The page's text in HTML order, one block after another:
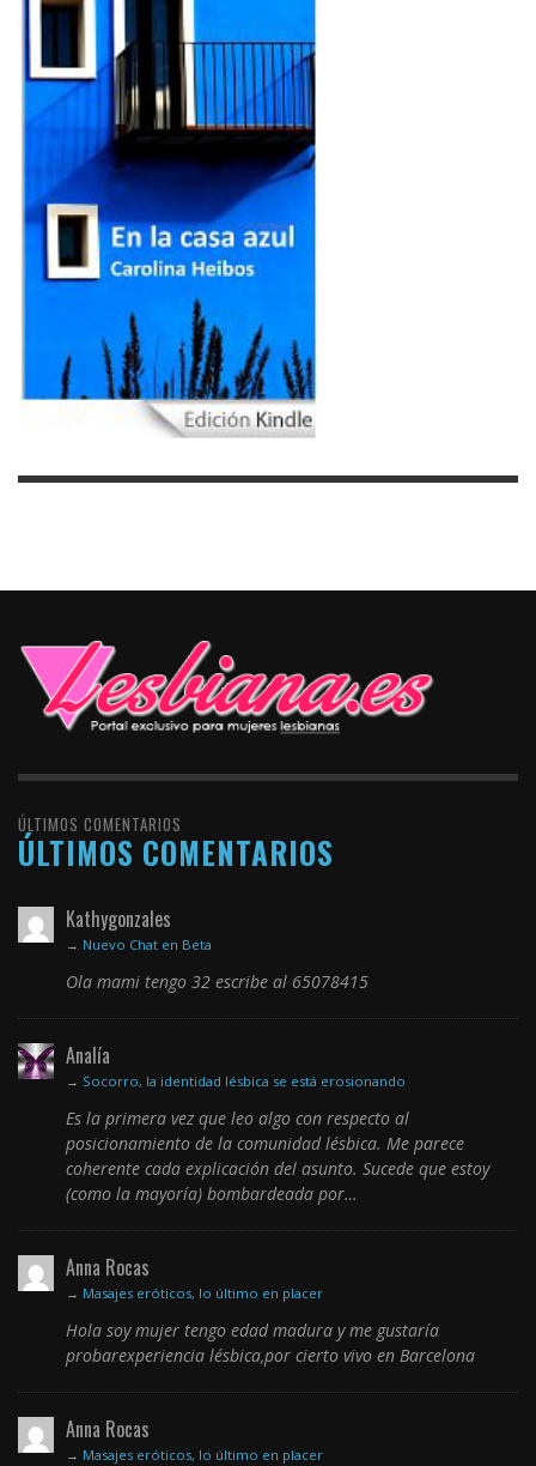
ÚLTIMOS COMENTARIOS
ÚLTIMOS COMENTARIOS
Kathygonzales
→ Nuevo Chat en Beta
Ola mami tengo 32 escribe al 65078415
Analía
→ Socorro, la identidad lésbica se está erosionando
Es la primera vez que leo algo con respecto al
posicionamiento de la comunidad lésbica. Me parece
coherente cada explicación del asunto. Sucede que estoy
(como la mayoría) bombardeada por…
Anna Rocas
→ Masajes eróticos, lo último en placer
Hola soy mujer tengo edad madura y me gustaría
probarexperiencia lésbica,por cierto vivo en Barcelona
Anna Rocas
→ Masajes eróticos, lo último en placer